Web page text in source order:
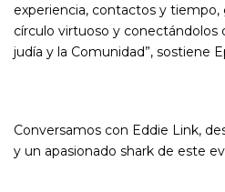
experiencia, contactos y tiempo,
círculo virtuoso y conectándolos
judía y la Comunidad”, sostiene
Conversamos con Eddie Link,
y un apasionado shark de este